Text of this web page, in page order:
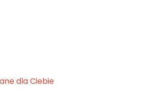
dla Ciebie